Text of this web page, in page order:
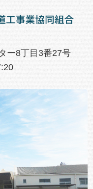
ー8丁目3番27号